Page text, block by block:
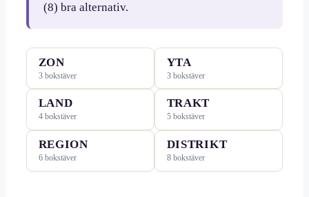
(8) bra alternativ.
ZON
3 bokstäver
YTA
3 bokstäver
LAND
4 bokstäver
TRAKT
5 bokstäver
REGION
6 bokstäver
DISTRIKT
8 bokstäver